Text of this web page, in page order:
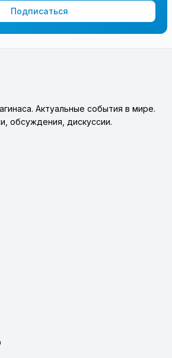
Подписаться
Актуальные события в мире.
обсуждения, дискуссии.